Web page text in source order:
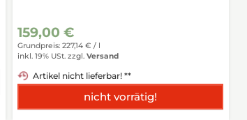
159,00 €
Grundpreis: 227,14 € /
inkl. 19% USt. zzgl.Versand
Artikel nicht lieferbar! **
nicht vorrätig!